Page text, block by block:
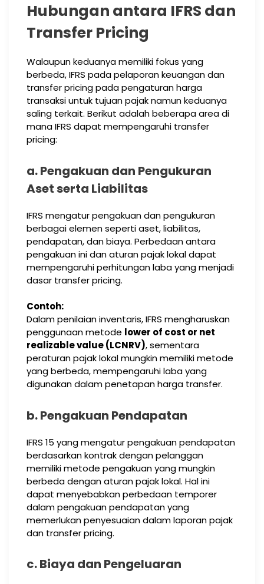
Hubungan antara IFRS dan
Transfer Pricing
Walaupun keduanya memiliki fokus yang
berbeda, IFRS pada pelaporan keuangan dan
transfer pricing pada pengaturan harga
transaksi untuk tujuan pajak namun keduanya
saling terkait. Berikut adalah beberapa area di
mana IFRS dapat mempengaruhi transfer
pricing:
a. Pengakuan dan Pengukuran
Aset serta Liabilitas
IFRS mengatur pengakuan dan pengukuran
berbagai elemen seperti aset, liabilitas,
pendapatan, dan biaya. Perbedaan antara
pengakuan ini dan aturan pajak lokal dapat
mempengaruhi perhitungan laba yang menjadi
dasar transfer pricing.
Contoh:
Dalam penilaian inventaris, IFRS mengharuskan
penggunaan metode lower of cost or net
realizable value (LCNRV), sementara
peraturan pajak lokal mungkin memiliki metode
yang berbeda, mempengaruhi laba yang
digunakan dalam penetapan harga transfer.
b. Pengakuan Pendapatan
IFRS 15 yang mengatur pengakuan pendapatan
berdasarkan kontrak dengan pelanggan
memiliki metode pengakuan yang mungkin
berbeda dengan aturan pajak lokal. Hal ini
dapat menyebabkan perbedaan temporer
dalam pengakuan pendapatan yang
memerlukan penyesuaian dalam laporan pajak
dan transfer pricing.
c. Biaya dan Pengeluaran